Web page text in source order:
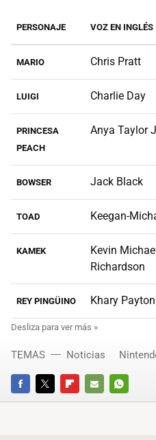
PERSONAJE VOZ EN INGLÉS
MARIO Chris Pratt
LUIGI Charlie Day
PRINCESA
PEACH
Anya Taylor
BOWSER Jack Black
TOAD Keegan-
KAMEK
Kevin
Richardson
REY PINGÜINO Khary Payton
FACEBOOKTWITTERFLIPBOARD
E-
WHATSAPP
TEMAS Noticias